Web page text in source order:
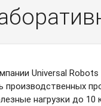
Universal
нагрузки до 10